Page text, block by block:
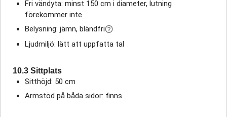
Fri vändyta: minst 150 cm i diameter, lutning
förekommer inte
Belysning: jämn, bländfri
Ljudmiljö: lätt att uppfatta tal
10.3 Sittplats
Sitthöjd: 50 cm
Armstöd på båda sidor: finns